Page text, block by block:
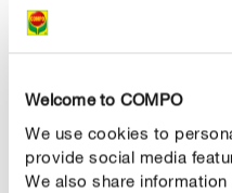
Welcome to COMPO
We use cookies to
provide social media
We also share
braucht er häufige
COMPO BIO Blaudünger
Oktober Grünkohl aus